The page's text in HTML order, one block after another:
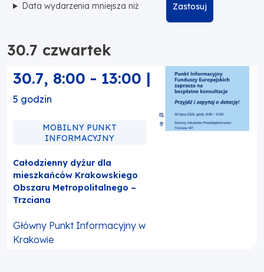
Data wydarzenia mniejsza niż Zastosuj
30.7 czwartek
30.7, 8:00 - 13:00 |
5 godzin
MOBILNY PUNKT
INFORMACYJNY
Całodzienny dyżur dla
mieszkańców Krakowskiego
Obszaru Metropolitalnego –
Trzciana
Główny Punkt Informacyjny w
Krakowie